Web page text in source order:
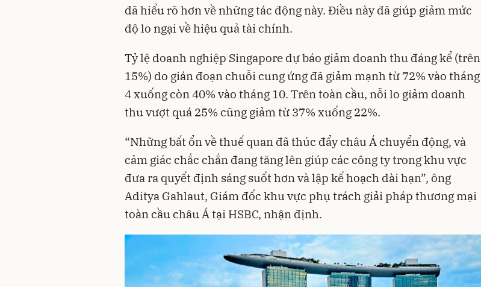
đã hiểu rõ hơn về những tác động này. Điều này đã giúp giảm mức
độ lo ngại về hiệu quả tài chính.
Tỷ lệ doanh nghiệp Singapore dự báo giảm doanh thu đáng kể (trên
15%) do gián đoạn chuỗi cung ứng đã giảm mạnh từ 72% vào tháng
4 xuống còn 40% vào tháng 10. Trên toàn cầu, nỗi lo giảm doanh
thu vượt quá 25% cũng giảm từ 37% xuống 22%.
“Những bất ổn về thuế quan đã thúc đẩy châu Á chuyển động, và
cảm giác chắc chắn đang tăng lên giúp các công ty trong khu vực
đưa ra quyết định sáng suốt hơn và lập kế hoạch dài hạn”, ông
Aditya Gahlaut, Giám đốc khu vực phụ trách giải pháp thương mại
toàn cầu châu Á tại HSBC, nhận định.